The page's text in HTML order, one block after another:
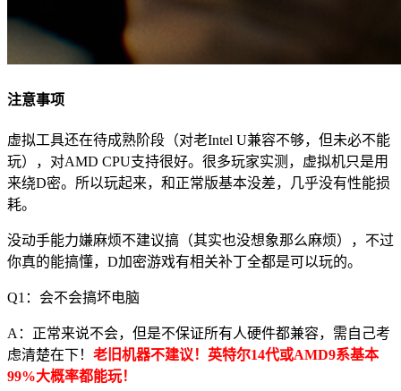
注意事项
虚拟工具还在待成熟阶段（对老Intel U兼容不够，但未必不能
玩），对AMD CPU支持很好。很多玩家实测，虚拟机只是用
来绕D密。所以玩起来，和正常版基本没差，几乎没有性能损
耗。
没动手能力嫌麻烦不建议搞（其实也没想象那么麻烦），不过
你真的能搞懂，D加密游戏有相关补丁全都是可以玩的。
Q1：会不会搞坏电脑
A：正常来说不会，但是不保证所有人硬件都兼容，需自己考
虑清楚在下！ 老旧机器不建议！英特尔14代或AMD9系基本
99%大概率都能玩！